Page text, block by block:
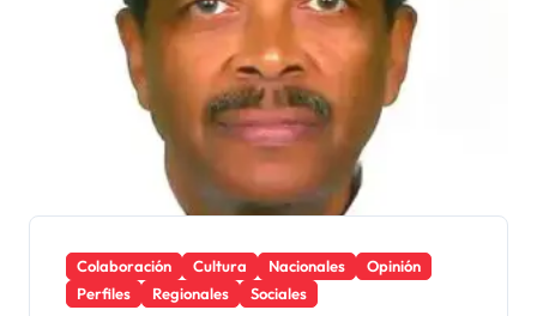
Colaboración Cultura Nacionales
Opinión
Perfiles
Regionales Sociales